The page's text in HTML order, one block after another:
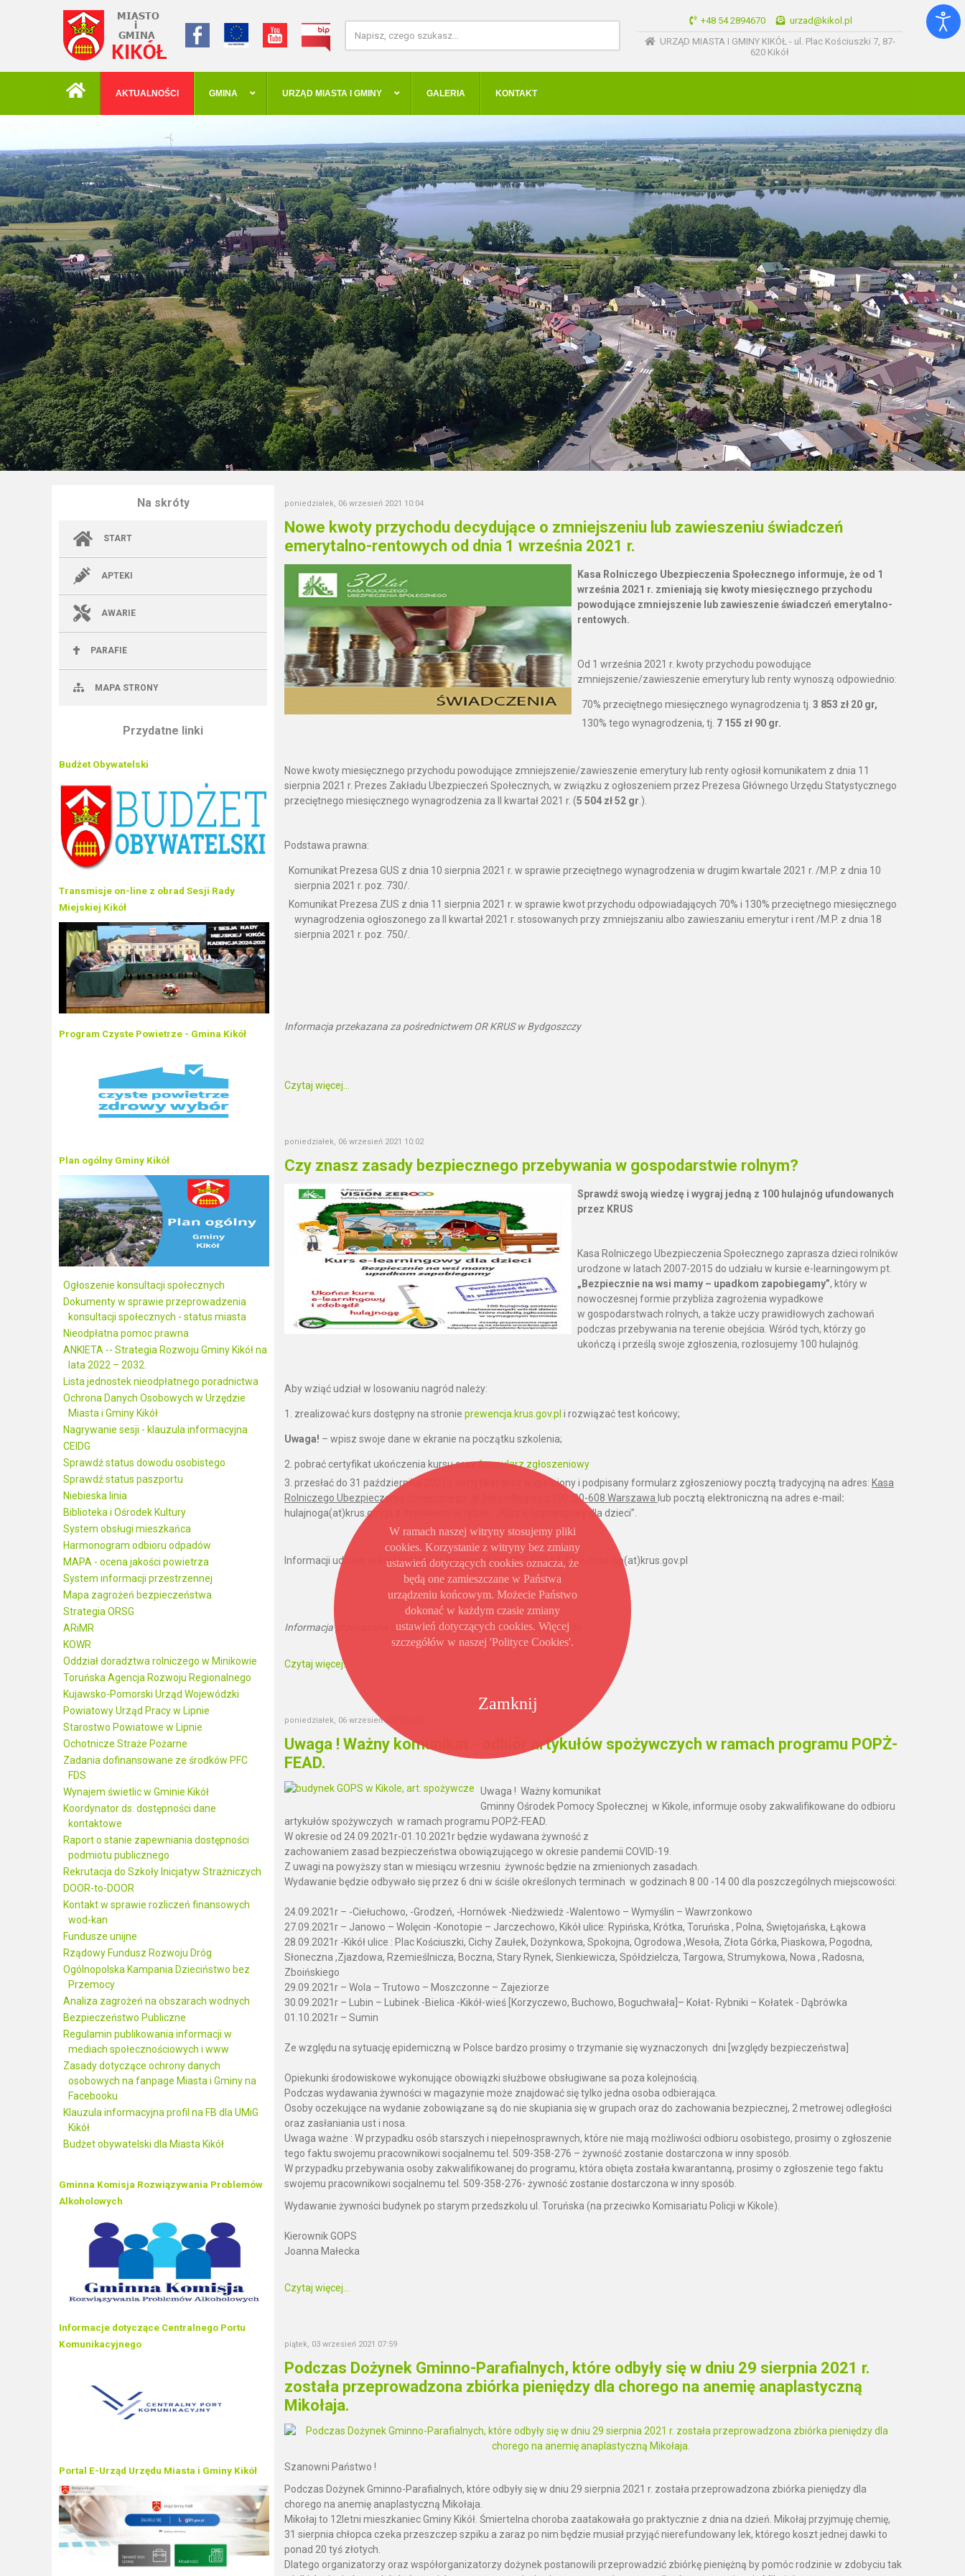
+48 54 2894670
urzad@kikol.pl
URZĄD MIASTA I GMINY KIKÓŁ - ul. Plac Kościuszki 7, 87-
620 Kikół
AKTUALNOŚCI GMINA URZĄD MIASTA I GMINY GALERIA KONTAKT
Na skróty
START
APTEKI
AWARIE
PARAFIE
MAPA STRONY
Przydatne linki
Budżet Obywatelski
Transmisje on-line z obrad Sesji Rady
Miejskiej Kikół
Program Czyste Powietrze - Gmina Kikół
Plan ogólny Gminy Kikół
Ogłoszenie konsultacji społecznych
Dokumenty w sprawie przeprowadzenia
konsultacji społecznych - status miasta
Nieodpłatna pomoc prawna
ANKIETA -- Strategia Rozwoju Gminy Kikół na
lata 2022 – 2032.
Lista jednostek nieodpłatnego poradnictwa
Ochrona Danych Osobowych w Urzędzie
Miasta i Gminy Kikół
Nagrywanie sesji - klauzula informacyjna
CEIDG
Sprawdź status dowodu osobistego
Sprawdź status paszportu
Niebieska linia
Biblioteka i Ośrodek Kultury
System obsługi mieszkańca
Harmonogram odbioru odpadów
MAPA - ocena jakości powietrza
System informacji przestrzennej
Mapa zagrożeń bezpieczeństwa
Strategia ORSG
ARiMR
KOWR
Oddział doradztwa rolniczego w Minikowie
Toruńska Agencja Rozwoju Regionalnego
Kujawsko-Pomorski Urząd Wojewódzki
Powiatowy Urząd Pracy w Lipnie
Starostwo Powiatowe w Lipnie
Ochotnicze Straże Pożarne
Zadania dofinansowane ze środków PFC
FDS
Wynajem świetlic w Gminie Kikół
Koordynator ds. dostępności dane
kontaktowe
Raport o stanie zapewniania dostępności
podmiotu publicznego
Rekrutacja do Szkoły Inicjatyw Strażniczych
DOOR-to-DOOR
Kontakt w sprawie rozliczeń finansowych
wod-kan
Fundusze unijne
Rządowy Fundusz Rozwoju Dróg
Ogólnopolska Kampania Dzieciństwo bez
Przemocy
Analiza zagrożeń na obszarach wodnych
Bezpieczeństwo Publiczne
Regulamin publikowania informacji w
mediach społecznościowych i www
Zasady dotyczące ochrony danych
osobowych na fanpage Miasta i Gminy na
Facebooku
Klauzula informacyjna profil na FB dla UMiG
Kikół
Budżet obywatelski dla Miasta Kikół
Gminna Komisja Rozwiązywania Problemów
Alkoholowych
Informacje dotyczące Centralnego Portu
Komunikacyjnego
Portal E-Urząd Urzędu Miasta i Gminy Kikół
poniedziałek, 06 wrzesień 2021 10:04
Nowe kwoty przychodu decydujące o zmniejszeniu lub zawieszeniu świadczeń
emerytalno-rentowych od dnia 1 września 2021 r.
Kasa Rolniczego Ubezpieczenia Społecznego informuje, że od 1
września 2021 r. zmieniają się kwoty miesięcznego przychodu
powodujące zmniejszenie lub zawieszenie świadczeń emerytalno-
rentowych.
Od 1 września 2021 r. kwoty przychodu powodujące
zmniejszenie/zawieszenie emerytury lub renty wynoszą odpowiednio:
70% przeciętnego miesięcznego wynagrodzenia tj. 3 853 zł 20 gr,
130% tego wynagrodzenia, tj. 7 155 zł 90 gr.
Nowe kwoty miesięcznego przychodu powodujące zmniejszenie/zawieszenie emerytury lub renty ogłosił komunikatem z dnia 11
sierpnia 2021 r. Prezes Zakładu Ubezpieczeń Społecznych, w związku z ogłoszeniem przez Prezesa Głównego Urzędu Statystycznego
przeciętnego miesięcznego wynagrodzenia za II kwartał 2021 r. (5 504 zł 52 gr .).
Podstawa prawna:
Komunikat Prezesa GUS z dnia 10 sierpnia 2021 r. w sprawie przeciętnego wynagrodzenia w drugim kwartale 2021 r. /M.P. z dnia 10
sierpnia 2021 r. poz. 730/.
Komunikat Prezesa ZUS z dnia 11 sierpnia 2021 r. w sprawie kwot przychodu odpowiadających 70% i 130% przeciętnego miesięcznego
wynagrodzenia ogłoszonego za II kwartał 2021 r. stosowanych przy zmniejszaniu albo zawieszaniu emerytur i rent /M.P. z dnia 18
sierpnia 2021 r. poz. 750/.
Informacja przekazana za pośrednictwem OR KRUS w Bydgoszczy
Czytaj więcej...
poniedziałek, 06 wrzesień 2021 10:02
Czy znasz zasady bezpiecznego przebywania w gospodarstwie rolnym?
Sprawdź swoją wiedzę i wygraj jedną z 100 hulajnóg ufundowanych
przez KRUS
Kasa Rolniczego Ubezpieczenia Społecznego zaprasza dzieci rolników
urodzone w latach 2007-2015 do udziału w kursie e-learningowym pt.
„Bezpiecznie na wsi mamy – upadkom zapobiegamy”, który w
nowoczesnej formie przybliża zagrożenia wypadkowe
w gospodarstwach rolnych, a także uczy prawidłowych zachowań
podczas przebywania na terenie obejścia. Wśród tych, którzy go
ukończą i prześlą swoje zgłoszenia, rozlosujemy 100 hulajnóg.
Aby wziąć udział w losowaniu nagród należy:
zrealizować kurs dostępny na stronie prewencja.krus.gov.pl i rozwiązać test końcowy;
Uwaga! – wpisz swoje dane w ekranie na początku szkolenia;
pobrać certyfikat ukończenia kursu orazformularz zgłoszeniowy
przesłać do 31 października 2021 r. certyfikat oraz wypełniony i podpisany formularz zgłoszeniowy pocztą tradycyjną na adres: Kasa
Rolniczego Ubezpieczenia Społecznego, al. Niepodległości 190, 00-608 Warszawa lub pocztą elektroniczną na adres e-mail :
hulajnoga(at)krus.gov.pl z dopiskiem/w tytule: „Kurs e-learningowy dla dzieci”.
Informacji udziela sekretariat Biura Prewencji, tel. (22) 592 64 10, e-mail: bp(at)krus.gov.pl
Informacja przekazana za pośrednictwem OR KRUS w Bydgoszczy
Czytaj więcej...
poniedziałek, 06 wrzesień 2021 09:55
Uwaga ! Ważny komunikat - odbiór artykułów spożywczych w ramach programu POPŻ-
FEAD.
Uwaga ! Ważny komunikat
Gminny Ośrodek Pomocy Społecznej w Kikole, informuje osoby zakwalifikowane do odbioru
artykułów spożywczych w ramach programu POPŻ-FEAD.
W okresie od 24.09.2021r-01.10.2021r będzie wydawana żywność z
zachowaniem zasad bezpieczeństwa obowiązującego w okresie pandemii COVID-19.
Z uwagi na powyższy stan w miesiącu wrzesniu żywnośc będzie na zmienionych zasadach.
Wydawanie będzie odbywało się przez 6 dni w ściśle określonych terminach w godzinach 8 00 -14 00 dla poszczególnych miejscowości:
24.09.2021r – -Ciełuchowo, -Grodzeń, -Hornówek -Niedżwiedż -Walentowo – Wymyślin – Wawrzonkowo
27.09.2021r – Janowo – Wolęcin -Konotopie – Jarczechowo, Kikół ulice: Rypińska, Krótka, Toruńska , Polna, Świętojańska, Łąkowa
28.09.2021r -Kikół ulice : Plac Kościuszki, Cichy Zaułek, Dożynkowa, Spokojna, Ogrodowa ,Wesoła, Złota Górka, Piaskowa, Pogodna,
Słoneczna ,Zjazdowa, Rzemieślnicza, Boczna, Stary Rynek, Sienkiewicza, Spółdzielcza, Targowa, Strumykowa, Nowa , Radosna,
Zboińskiego
29.09.2021r – Wola – Trutowo – Moszczonne – Zajeziorze
30.09.2021r – Lubin – Lubinek -Bielica -Kikół-wieś [Korzyczewo, Buchowo, Boguchwała]– Kołat- Rybniki – Kołatek - Dąbrówka
01.10.2021r – Sumin
Ze względu na sytuację epidemiczną w Polsce bardzo prosimy o trzymanie się wyznaczonych dni [względy bezpieczeństwa]
Opiekunki środowiskowe wykonujące obowiązki służbowe obsługiwane sa poza kolejnością.
Podczas wydawania żywności w magazynie może znajdować się tylko jedna osoba odbierająca.
Osoby oczekujące na wydanie zobowiązane są do nie skupiania się w grupach oraz do zachowania bezpiecznej, 2 metrowej odległości
oraz zasłaniania ust i nosa.
Uwaga ważne : W przypadku osób starszych i niepełnosprawnych, które nie mają możliwości odbioru osobistego, prosimy o zgłoszenie
tego faktu swojemu pracownikowi socjalnemu tel. 509-358-276 – żywność zostanie dostarczona w inny sposób.
W przypadku przebywania osoby zakwalifikowanej do programu, która obięta została kwarantanną, prosimy o zgłoszenie tego faktu
swojemu pracownikowi socjalnemu tel. 509-358-276- żywność zostanie dostarczona w inny sposób.
Wydawanie żywności budynek po starym przedszkolu ul. Toruńska (na przeciwko Komisariatu Policji w Kikole).
Kierownik GOPS
Joanna Małecka
Czytaj więcej...
piątek, 03 wrzesień 2021 07:59
Podczas Dożynek Gminno-Parafialnych, które odbyły się w dniu 29 sierpnia 2021 r.
została przeprowadzona zbiórka pieniędzy dla chorego na anemię anaplastyczną
Mikołaja.
Szanowni Państwo !
Podczas Dożynek Gminno-Parafialnych, które odbyły się w dniu 29 sierpnia 2021 r. została przeprowadzona zbiórka pieniędzy dla
chorego na anemię anaplastyczną Mikołaja.
Mikołaj to 12letni mieszkaniec Gminy Kikół. Śmiertelna choroba zaatakowała go praktycznie z dnia na dzień. Mikołaj przyjmuję chemię,
31 sierpnia chłopca czeka przeszczep szpiku a zaraz po nim będzie musiał przyjąć nierefundowany lek, którego koszt jednej dawki to
ponad 20 tyś złotych.
Dlatego organizatorzy oraz współorganizatorzy dożynek postanowili przeprowadzić zbiórkę pieniężną by pomóc rodzinie w zdobyciu tak
Zamknij
W ramach naszej witryny stosujemy pliki
cookies. Korzystanie z witryny bez zmiany
ustawień dotyczących cookies oznacza, że
będą one zamieszczane w Państwa
urządzeniu końcowym. Możecie Państwo
dokonać w każdym czasie zmiany
ustawień dotyczących cookies. Więcej
szczegółów w naszej 'Polityce Cookies'.